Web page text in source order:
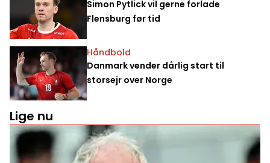
Simon Pytlick vil gerne forlade
Flensburg før tid
Håndbold
Danmark vender dårlig start til
storsejr over Norge
Lige nu